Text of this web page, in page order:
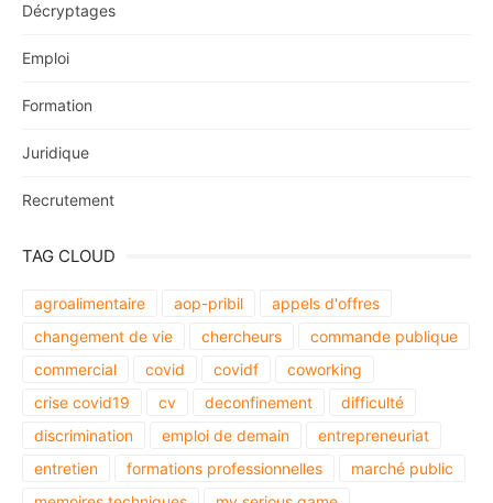
Décryptages
Emploi
Formation
Juridique
Recrutement
TAG CLOUD
agroalimentaire aop-pribil
appels d'offres
changement de vie
chercheurs
commande publique
commercial
covid covidf
coworking
crise covid19
cv deconfinement
difficulté
discrimination
emploi de demain
entrepreneuriat
entretien
formations professionnelles
marché public